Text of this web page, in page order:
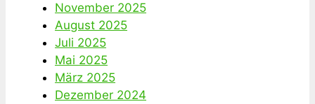
November 2025
August 2025
Juli 2025
Mai 2025
März 2025
Dezember 2024